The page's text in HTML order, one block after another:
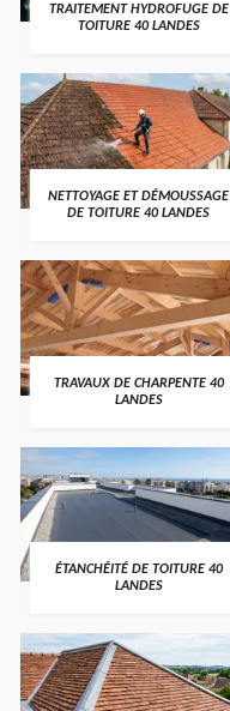
TRAITEMENT HYDROFUGE DE
TOITURE 40 LANDES
NETTOYAGE ET DÉMOUSSAGE
DE TOITURE 40 LANDES
TRAVAUX DE CHARPENTE 40
LANDES
ÉTANCHÉITÉ DE TOITURE 40
LANDES